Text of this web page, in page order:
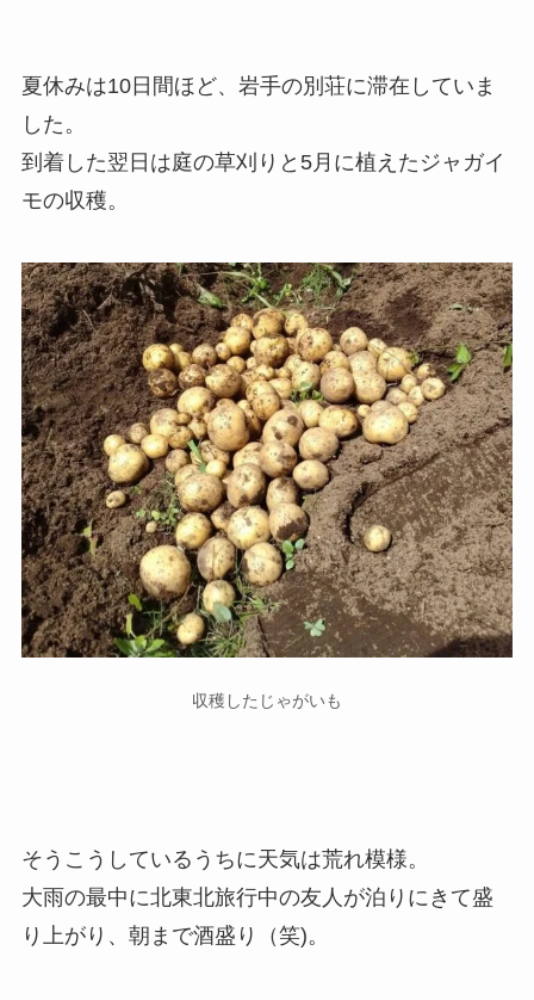
夏休みは10日間ほど、岩手の別荘に滞在していま
した。
到着した翌日は庭の草刈りと5月に植えたジャガイ
モの収穫。
収穫したじゃがいも
そうこうしているうちに天気は荒れ模様。
大雨の最中に北東北旅行中の友人が泊りにきて盛
り上がり、朝まで酒盛り（笑)。